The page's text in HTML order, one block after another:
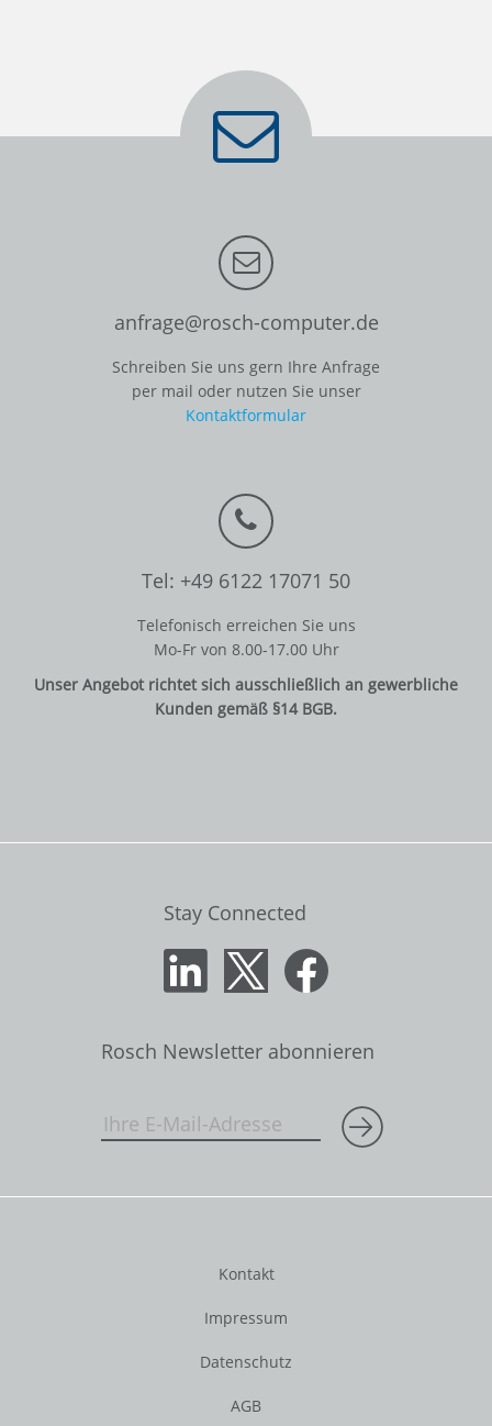
anfrage@rosch-computer.de
Schreiben Sie uns gern Ihre Anfrage
per mail oder nutzen Sie unser
Kontaktformular
Tel: +49 6122 17071 50
Telefonisch erreichen Sie uns
Mo-Fr von 8.00-17.00 Uhr
Unser Angebot richtet sich ausschließlich an gewerbliche
Kunden gemäß §14 BGB.
Stay Connected
Rosch Newsletter abonnieren
Kontakt
Impressum
Datenschutz
AGB